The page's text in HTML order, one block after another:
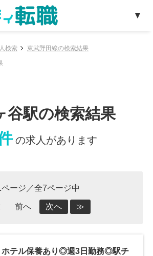
検索 東武野田線の検索結果
谷駅の検索結果
の求人があります
ページ／全7ページ中
前へ 次へ ≫
ホテル保養あり◎週3日勤務◎駅チ